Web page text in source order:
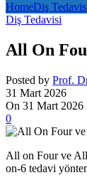
HomeDiş
Diş Tedavisi
All On
Posted by Prof.
31 Mart 2026
On 31 Mart 2026
0
All on Four ve All
on-6 tedavi